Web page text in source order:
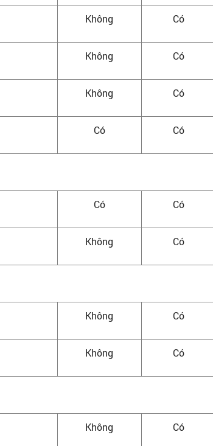
Không Có
Không Có
Không Có
Có Có
Có Có
Không Có
Không Có
Không Có
Không Có